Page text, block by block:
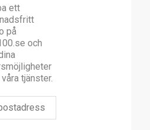
ett
på
och
tjänster.